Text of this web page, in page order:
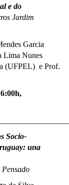
e do
Jardim
Garcia
Lima Nunes
(UFPEL) e Prof.
Socio-
una